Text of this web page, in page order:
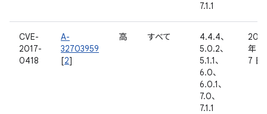
7.1.1
CVE-
2017-
0418
A-
32703959
[2]
高 すべて
4.4.4、
5.0.2、
5.1.1、
6.0、
6.0.1、
7.0、
7.1.1
2016
年
7 日